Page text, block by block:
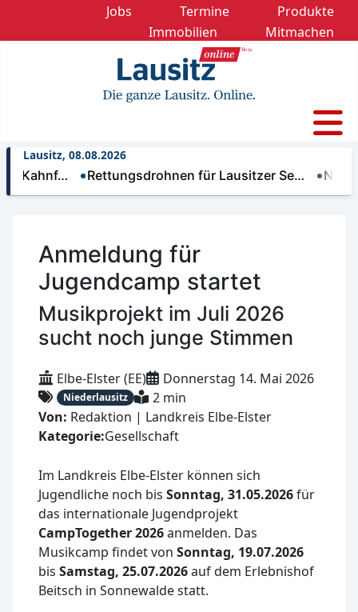
Jobs Termine
Produkte
Immobilien
Mitmachen
Lausitz, 08.08.2026
Rettungsdrohnen für Lausitzer Se… Nächtliche
Anmeldung für
Jugendcamp startet
Musikprojekt im Juli 2026
sucht noch junge Stimmen
Elbe-Elster (EE) Donnerstag 14. Mai 2026
Niederlausitz
2 min
Von: Redaktion | Landkreis Elbe-Elster
Kategorie:Gesellschaft
Im Landkreis Elbe-Elster können sich
Jugendliche noch bis Sonntag, 31.05.2026für
das internationale Jugendprojekt
CampTogether 2026anmelden. Das
Musikcamp findet von Sonntag, 19.07.2026
bis Samstag, 25.07.2026auf dem Erlebnishof
Beitsch in Sonnewalde statt.